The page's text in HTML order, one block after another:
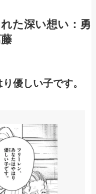
た深い想い：勇
優しい子です。